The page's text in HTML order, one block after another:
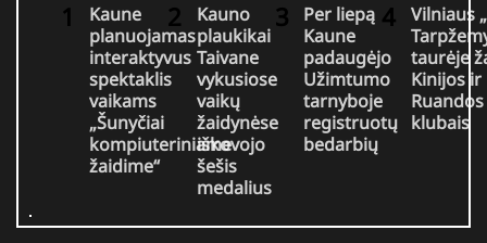
Kaune
planuojamas
interaktyvus
spektaklis
vaikams
„Šunyčiai
kompiuteriniame
žaidime“
Kauno
plaukikai
Taivane
vykusiose
vaikų
žaidynėse
iškovojo
šešis
medalius
Per liepą
Kaune
padaugėjo
Užimtumo
tarnyboje
registruotų
bedarbių
Vilniaus
taurėje
Kinijos ir
Ruandos
klubais